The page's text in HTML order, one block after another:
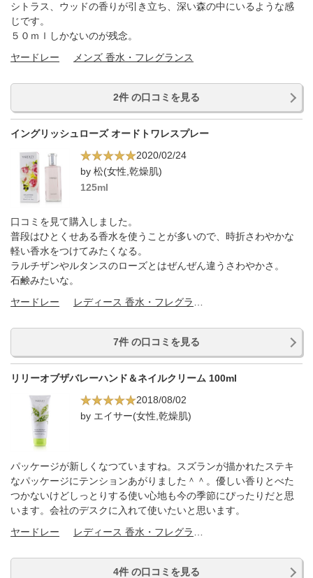
シトラス、ウッドの香りが引き立ち、深い森の中にいるような感
じです。
５０ｍｌしかないのが残念。
ヤードレー
メンズ 香水・フレグランス
2件 の口コミを見る
イングリッシュローズ オードトワレスプレー
2020/02/24
by 松(女性,乾燥肌)
125ml
口コミを見て購入しました。
普段はひとくせある香水を使うことが多いので、時折さわやかな
軽い香水をつけてみたくなる。
ラルチザンやルタンスのローズとはぜんぜん違うさわやかさ。
石鹸みたいな。
ヤードレー
7件 の口コミを見る
リリーオブザバレーハンド＆ネイルクリーム 100ml
2018/08/02
by エイサー(女性,乾燥肌)
パッケージが新しくなつていますね。スズランが描かれたステキ
なパッケージにテンションあがりました＾＾。優しい香りとべた
つかないけどしっとりする使い心地も今の季節にぴったりだと思
います。会社のデスクに入れて使いたいと思います。
ヤードレー
4件 の口コミを見る